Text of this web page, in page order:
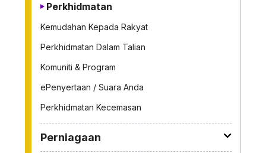
Perkhidmatan
Kemudahan Kepada Rakyat
Perkhidmatan Dalam Talian
Komuniti & Program
ePenyertaan / Suara Anda
Perkhidmatan Kecemasan
Perniagaan